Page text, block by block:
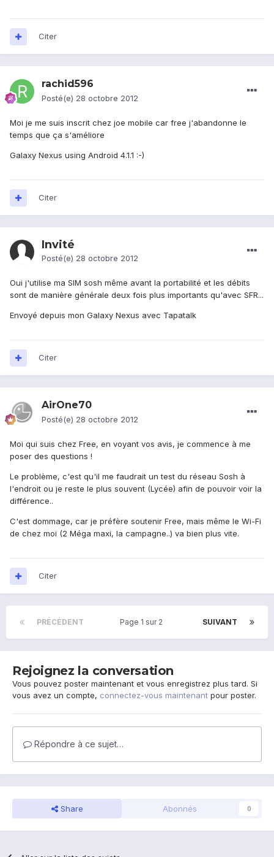
Citer
rachid596
Posté(e) 28 octobre 2012
Moi je me suis inscrit chez joe mobile car free j'abandonne le
temps que ça s'améliore
Galaxy Nexus using Android 4.1.1 :-)
Citer
Invité
Posté(e) 28 octobre 2012
Oui j'utilise ma SIM sosh même avant la portabilité et les débits
sont de manière générale deux fois plus importants qu'avec SFR...
Envoyé depuis mon Galaxy Nexus avec Tapatalk
Citer
AirOne70
Posté(e) 28 octobre 2012
Moi qui suis chez Free, en voyant vos avis, je commence à me
poser des questions !
Le problème, c'est qu'il me faudrait un test du réseau Sosh à
l'endroit ou je reste le plus souvent (Lycée) afin de pouvoir voir la
différence..
C'est dommage, car je préfère soutenir Free, mais même le Wi-Fi
de chez moi (2 Méga maxi, la campagne..) va bien plus vite.
Citer
PRÉCÉDENT SUIVANT
Page 1 sur 2
Rejoignez la conversation
Vous pouvez poster maintenant et vous enregistrez plus tard. Si
vous avez un compte, connectez-vous maintenant pour poster.
Répondre à ce sujet…
Share Abonnés 0